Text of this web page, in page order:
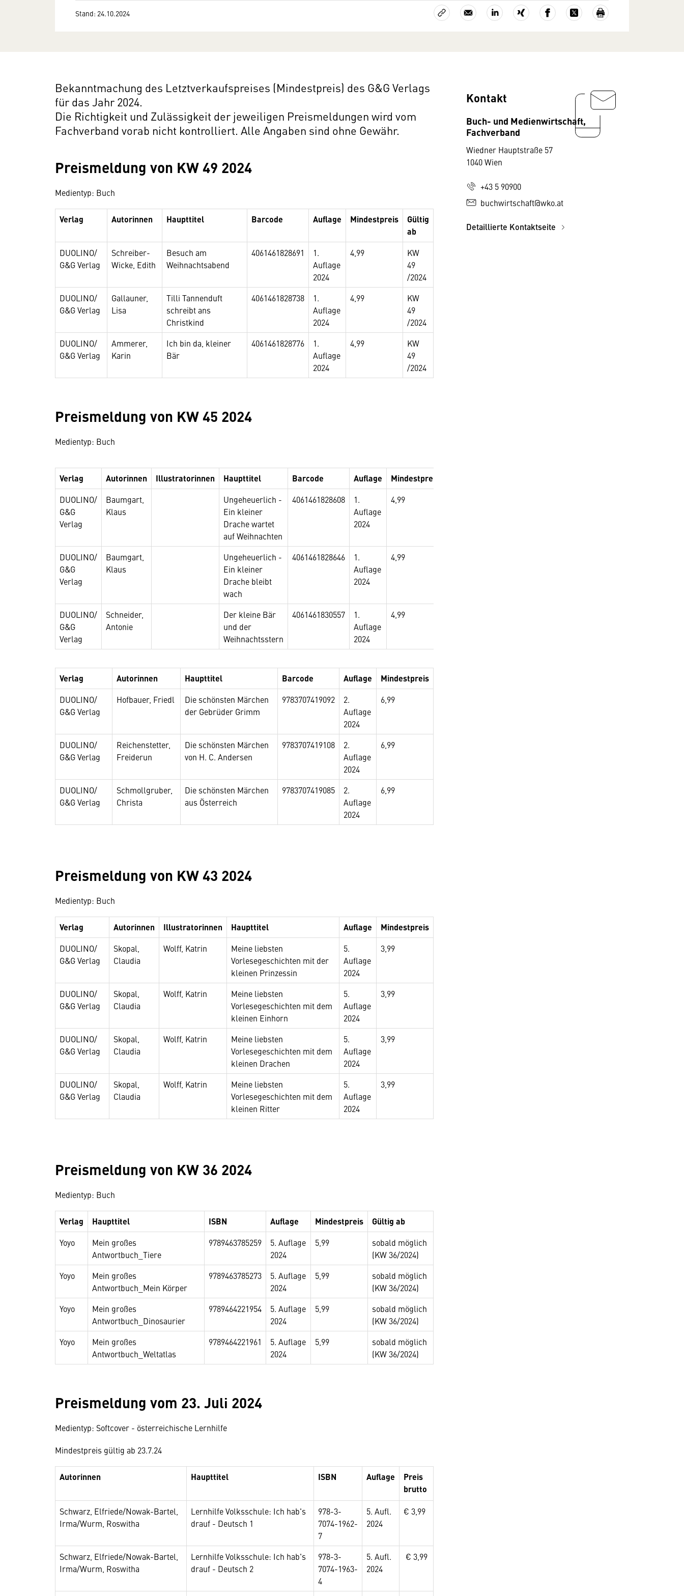
Stand: 24.10.2024
Bekanntmachung des Letztverkaufspreises (Mindestpreis) des G&G Verlags
für das Jahr 2024.
Die Richtigkeit und Zulässigkeit der jeweiligen Preismeldungen wird vom
Fachverband vorab nicht kontrolliert. Alle Angaben sind ohne Gewähr.
Preismeldung von KW 49 2024
Medientyp: Buch
Verlag Autorinnen Haupttitel Barcode Auflage Mindestpreis
Gültig
ab
DUOLINO/
G&G Verlag
Schreiber-
Wicke, Edith
Besuch am
Weihnachtsabend
4061461828691
1.
Auflage
2024
4,99
KW
49
/2024
DUOLINO/
G&G Verlag
Gallauner,
Lisa
Tilli Tannenduft
schreibt ans
Christkind
4061461828738
1.
Auflage
2024
4,99
KW
49
/2024
DUOLINO/
G&G Verlag
Ammerer,
Karin
Ich bin da, kleiner
Bär
4061461828776
1.
Auflage
2024
4,99
KW
49
/2024
Preismeldung von KW 45 2024
Medientyp: Buch
Verlag Autorinnen Illustratorinnen Haupttitel Barcode Auflage Mindestpreis
DUOLINO/
G&G
Verlag
Baumgart,
Klaus
Ungeheuerlich -
Ein kleiner
Drache wartet
auf Weihnachten
4061461828608
1.
Auflage
2024
4,99
DUOLINO/
G&G
Verlag
Baumgart,
Klaus
Ungeheuerlich -
Ein kleiner
Drache bleibt
wach
4061461828646
1.
Auflage
2024
4,99
DUOLINO/
G&G
Verlag
Schneider,
Antonie
Der kleine Bär
und der
Weihnachtsstern
4061461830557
1.
Auflage
2024
4,99
Verlag Autorinnen Haupttitel Barcode Auflage Mindestpreis
DUOLINO/
G&G Verlag
Hofbauer, Friedl
Die schönsten Märchen
der Gebrüder Grimm
9783707419092
2.
Auflage
2024
6,99
DUOLINO/
G&G Verlag
Reichenstetter,
Freiderun
Die schönsten Märchen
von H. C. Andersen
9783707419108
2.
Auflage
2024
6,99
DUOLINO/
G&G Verlag
Schmollgruber,
Christa
Die schönsten Märchen
aus Österreich
9783707419085
2.
Auflage
2024
6,99
Preismeldung von KW 43 2024
Medientyp: Buch
Verlag Autorinnen Illustratorinnen Haupttitel Auflage Mindestpreis
DUOLINO/
G&G Verlag
Skopal,
Claudia
Wolff, Katrin
Meine liebsten
Vorlesegeschichten mit der
kleinen Prinzessin
5.
Auflage
2024
3,99
DUOLINO/
G&G Verlag
Skopal,
Claudia
Wolff, Katrin
Meine liebsten
Vorlesegeschichten mit dem
kleinen Einhorn
5.
Auflage
2024
3,99
DUOLINO/
G&G Verlag
Skopal,
Claudia
Wolff, Katrin
Meine liebsten
Vorlesegeschichten mit dem
kleinen Drachen
5.
Auflage
2024
3,99
DUOLINO/
G&G Verlag
Skopal,
Claudia
Wolff, Katrin
Meine liebsten
Vorlesegeschichten mit dem
kleinen Ritter
5.
Auflage
2024
3,99
Preismeldung von KW 36 2024
Medientyp: Buch
Verlag Haupttitel ISBN Auflage Mindestpreis Gültig ab
Yoyo
Mein großes
Antwortbuch_Tiere
9789463785259
5. Auflage
2024
5,99
sobald möglich
(KW 36/2024)
Yoyo
Mein großes
Antwortbuch_Mein Körper
9789463785273
5. Auflage
2024
5,99
sobald möglich
(KW 36/2024)
Yoyo
Mein großes
Antwortbuch_Dinosaurier
9789464221954
5. Auflage
2024
5,99
sobald möglich
(KW 36/2024)
Yoyo
Mein großes
Antwortbuch_Weltatlas
9789464221961
5. Auflage
2024
5,99
sobald möglich
(KW 36/2024)
Preismeldung vom 23. Juli 2024
Medientyp: Softcover - österreichische Lernhilfe
Mindestpreis gültig ab 23.7.24
Autorinnen Haupttitel ISBN Auflage
Preis
brutto
Schwarz, Elfriede/Nowak-Bartel,
Irma/Wurm, Roswitha
Lernhilfe Volksschule: Ich hab's
drauf - Deutsch 1
978-3-
7074-1962-
7
5. Aufl.
2024
€ 3,99
Schwarz, Elfriede/Nowak-Bartel,
Irma/Wurm, Roswitha
Lernhilfe Volksschule: Ich hab's
drauf - Deutsch 2
978-3-
7074-1963-
4
5. Aufl.
2024
€ 3,99
Kontakt
Buch- und Medienwirtschaft,
Fachverband
Wiedner Hauptstraße 57
1040 Wien
+43 5 90900
buchwirtschaft@wko.at
Detaillierte Kontaktseite